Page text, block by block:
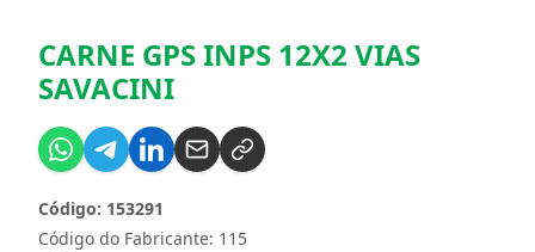
CARNE GPS INPS 12X2 VIAS
SAVACINI
Código do Fabricante: 115
Código: 153291